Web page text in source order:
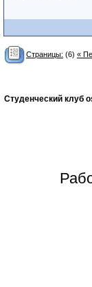
Страницы: (6) «
Студенческий клуб